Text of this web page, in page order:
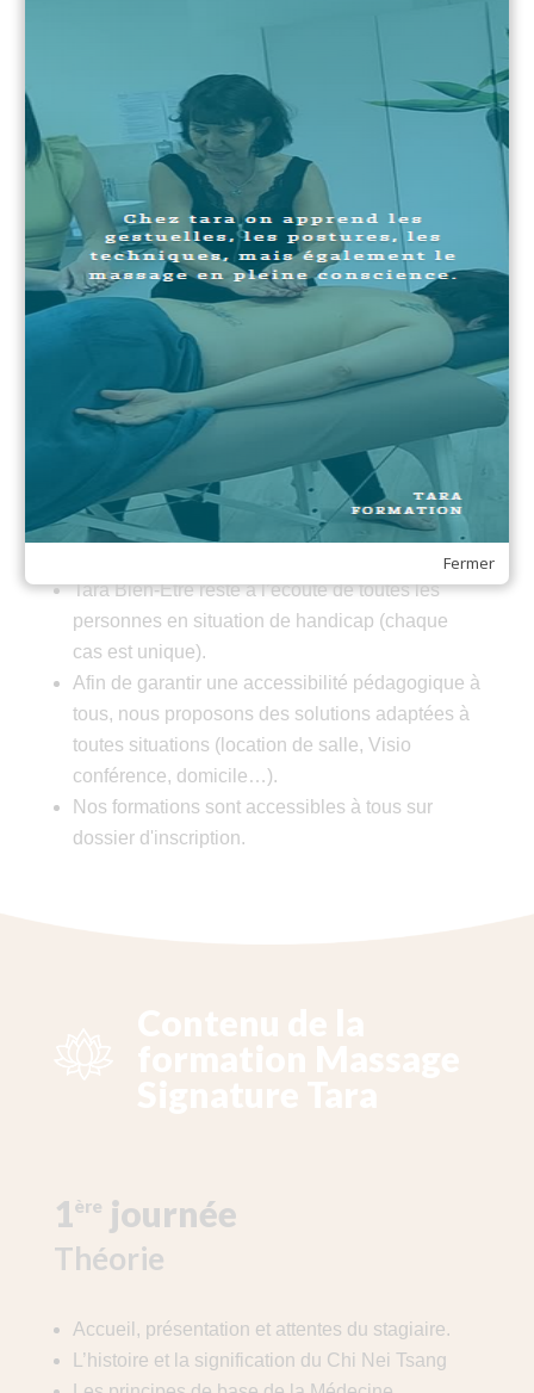
Maitriser les divers protocoles.
Préalablement à la date d’évaluation prévue,
remettre par voie numérique un rapport
comprenant une présentation, au minimum 20
études de cas avec vos ressentis, les ressentis
des personnes ayant reçu la séance, une
conclusion.
Prendre rdv et se présenter au centre de
formation à la date convenue pour proposer au
jury une démonstration de la formation apprise.
Formation adaptée et
personnalisée à toute personne
en situation de handicap
Tara Bien-Être reste à l’écoute de toutes les
personnes en situation de handicap (chaque
cas est unique).
Afin de garantir une accessibilité pédagogique à
tous, nous proposons des solutions adaptées à
toutes situations (location de salle, Visio
conférence, domicile…).
Nos formations sont accessibles à tous sur
dossier d'inscription.
1ère journée
Théorie
Accueil, présentation et attentes du stagiaire.
L’histoire et la signification du Chi Nei Tsang
Fermer